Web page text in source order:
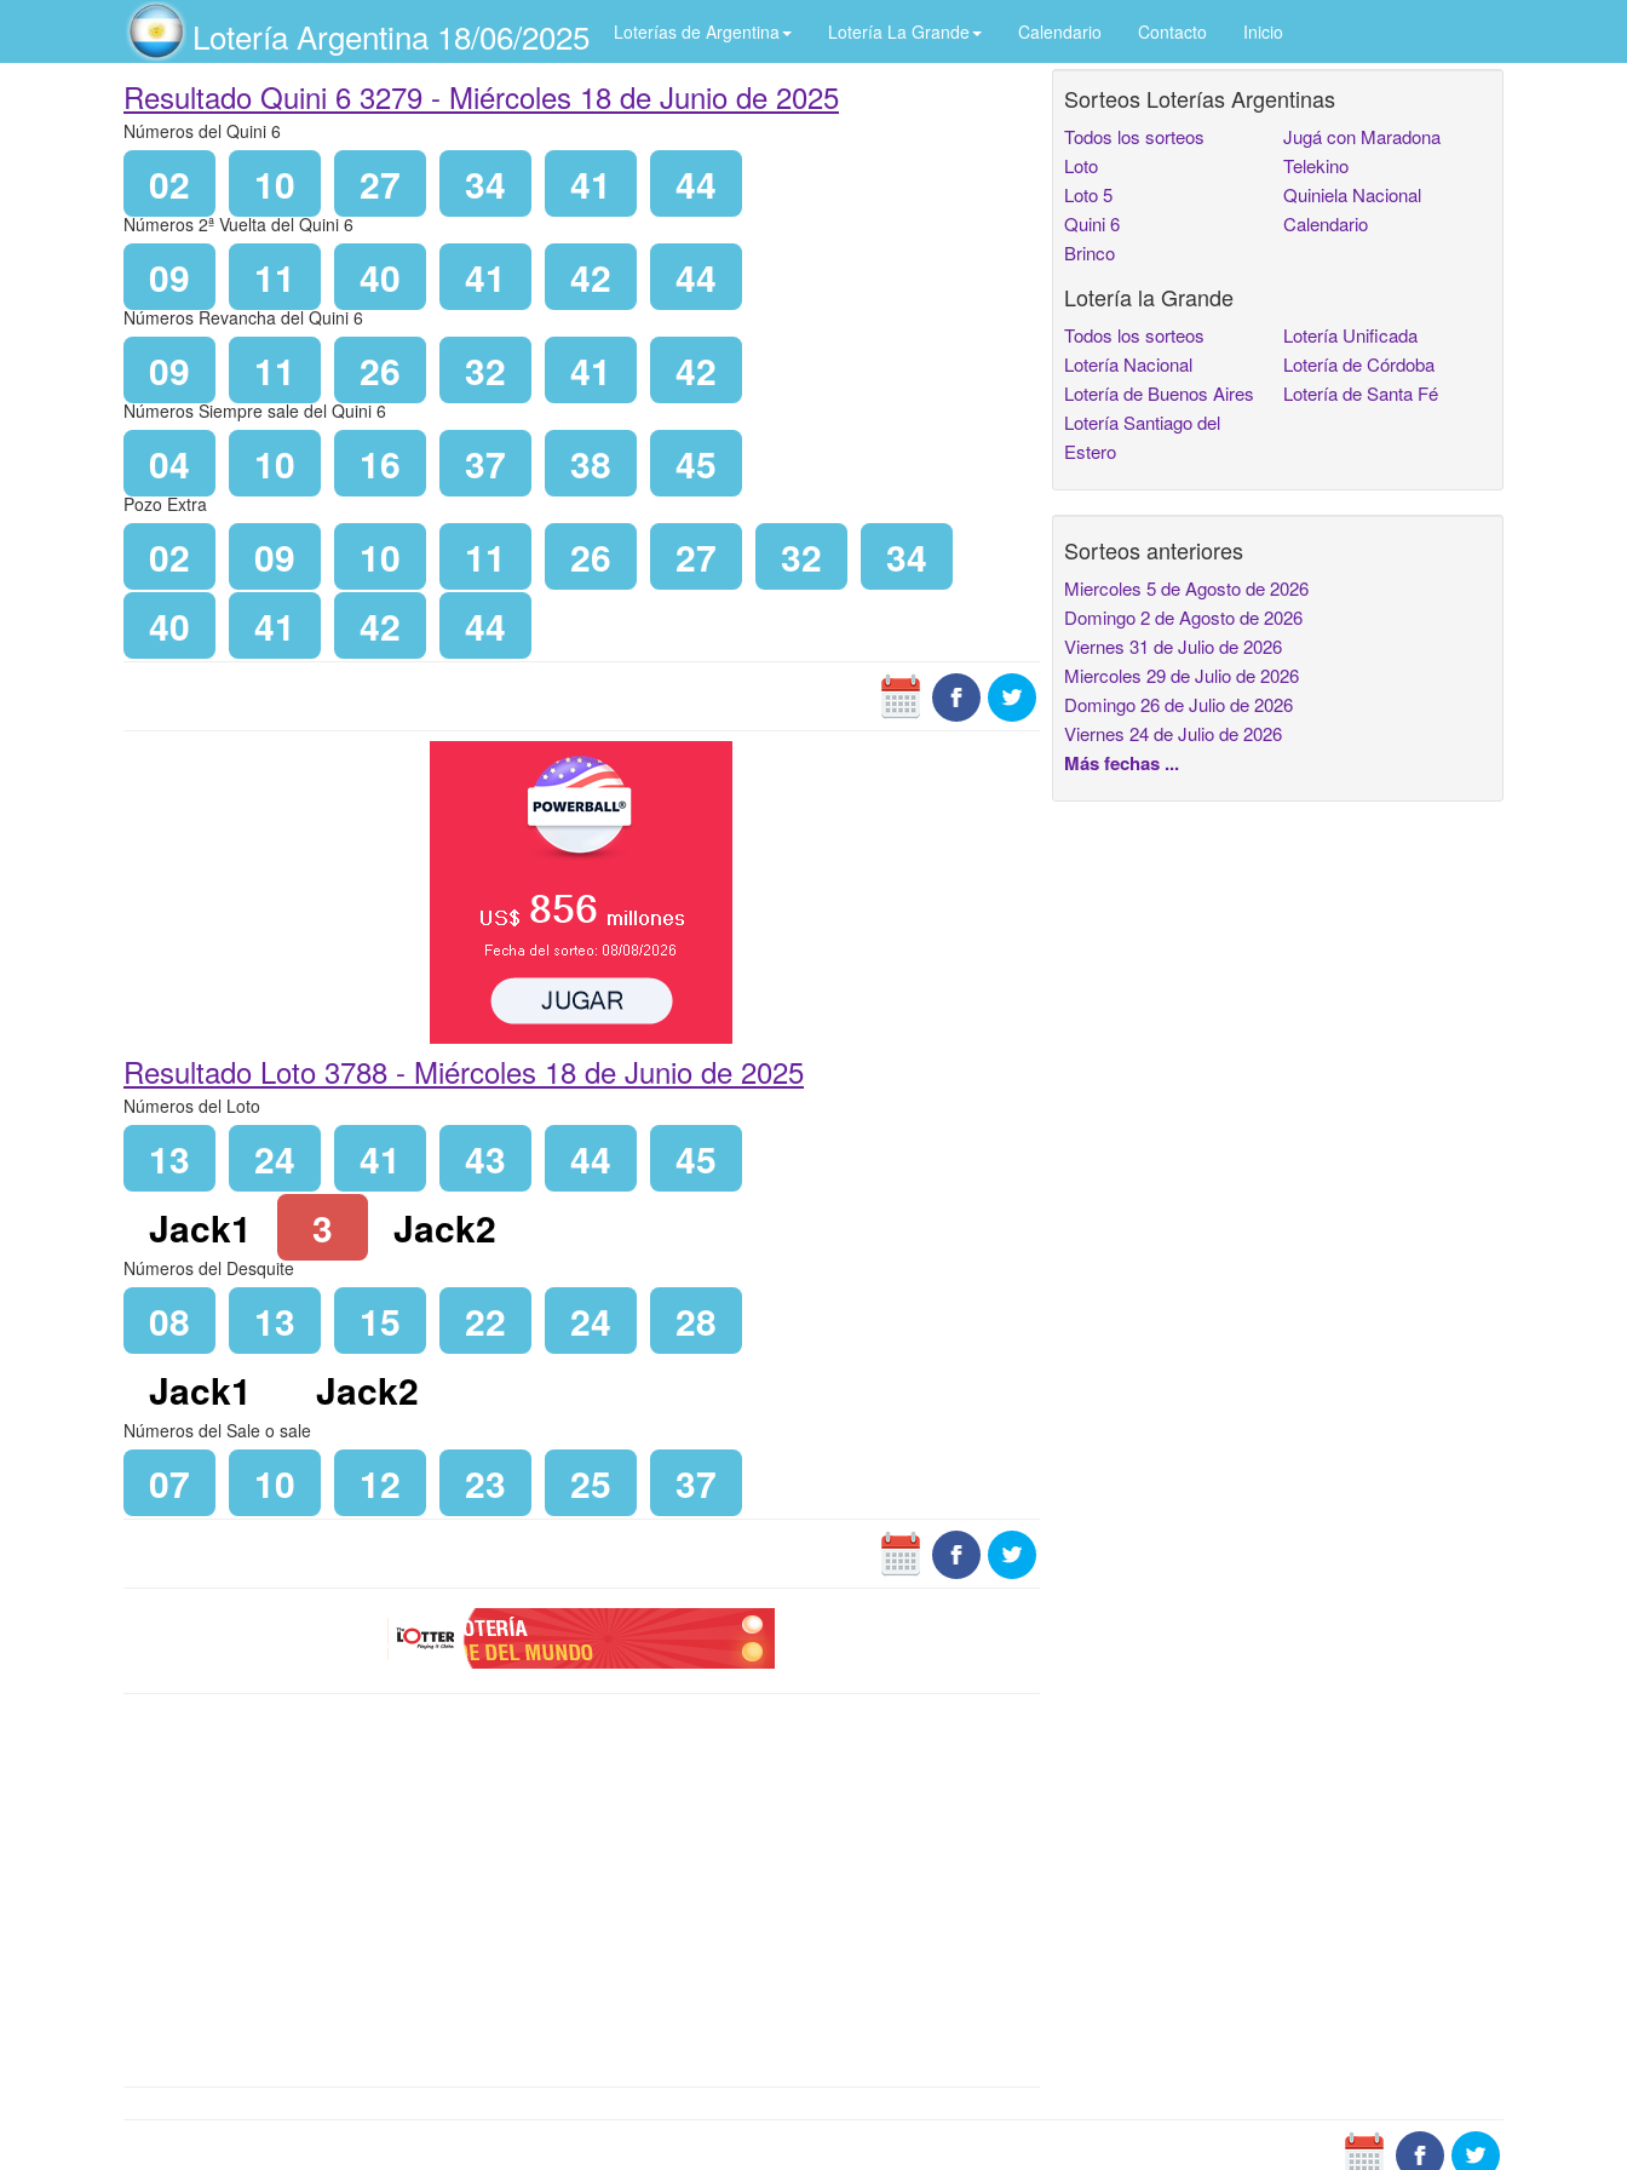
Lotería Argentina 18/06/2025 Loterías de Argentina Lotería La Grande Calendario Contacto Inicio
Resultado Quini 6 3279 - Miércoles 18 de Junio de 2025
Números del Quini 6
02 10 27 34 41 44
Números 2ª Vuelta del Quini 6
09 11 40 41 42 44
Números Revancha del Quini 6
09 11 26 32 41 42
Números Siempre sale del Quini 6
04 10 16 37 38 45
Pozo Extra
02 09 10 11 26 27 32
34
40
41 42 44
Resultado Loto 3788 - Miércoles 18 de Junio de 2025
Números del Loto
13 24 41 43 44
45
Jack1
3 Jack2
Números del Desquite
08 13 15 22 24
28
Jack1
Jack2
Números del Sale o sale
07 10 12 23 25 37
Sorteos Loterías Argentinas
Todos los sorteos
Loto
Loto 5
Quini 6
Brinco
Jugá con Maradona
Telekino
Quiniela Nacional
Calendario
Lotería la Grande
Todos los sorteos
Lotería Nacional
Lotería de Buenos Aires
Lotería Santiago del
Estero
Lotería Unificada
Lotería de Córdoba
Lotería de Santa Fé
Sorteos anteriores
Miercoles 5 de Agosto de 2026
Domingo 2 de Agosto de 2026
Viernes 31 de Julio de 2026
Miercoles 29 de Julio de 2026
Domingo 26 de Julio de 2026
Viernes 24 de Julio de 2026
Más fechas ...